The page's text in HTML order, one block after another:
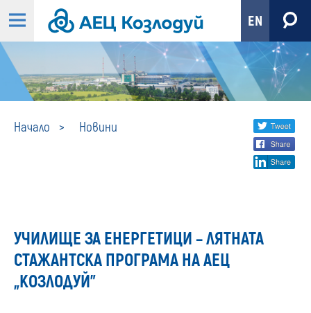
EN
Начало Новини
Share
social
УЧИЛИЩЕ ЗА ЕНЕРГЕТИЦИ – ЛЯТНАТА
СТАЖАНТСКА ПРОГРАМА НА АЕЦ
„КОЗЛОДУЙ”